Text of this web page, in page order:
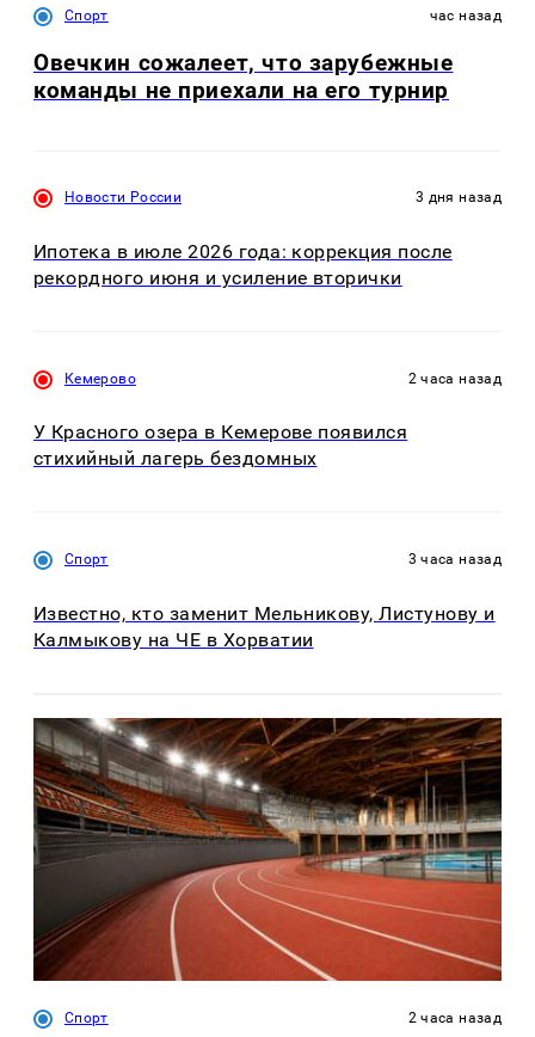
Спорт час назад
Овечкин сожалеет, что зарубежные
команды не приехали на его турнир
Новости России 3 дня назад
Ипотека в июле 2026 года: коррекция после
рекордного июня и усиление вторички
Кемерово 2 часа назад
У Красного озера в Кемерове появился
стихийный лагерь бездомных
Спорт 3 часа назад
Известно, кто заменит Мельникову, Листунову и
Калмыкову на ЧЕ в Хорватии
Спорт 2 часа назад